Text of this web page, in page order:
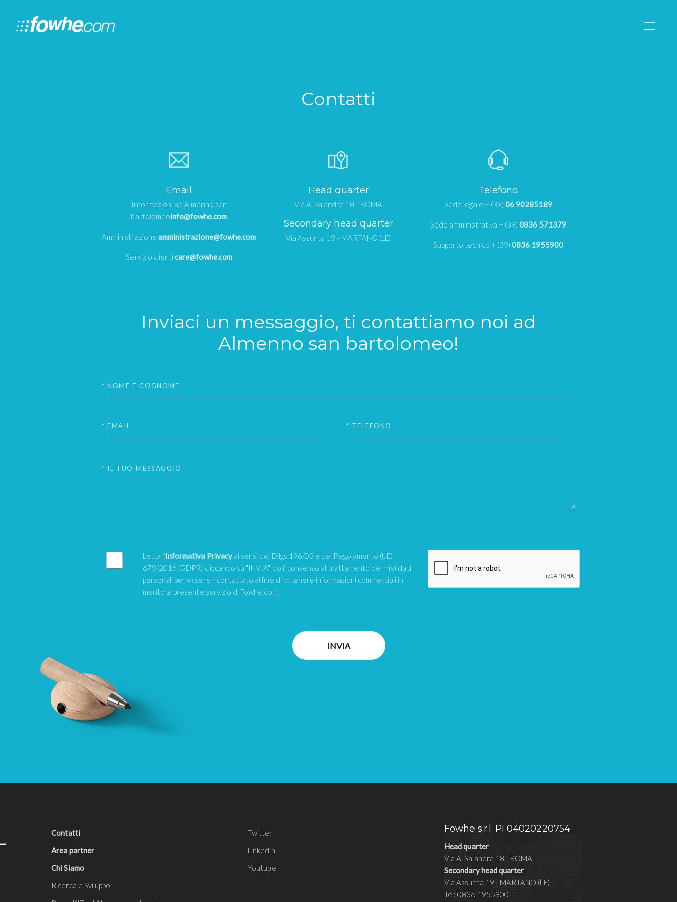
Contatti
Email
Informazioni ad Almenno san
bartolomeoinfo@fowhe.com
Amministrazioneamministrazione@fowhe.com
Servizio clienticare@fowhe.com
Head quarter
Via A. Salandra 18 - ROMA
Secondary head quarter
Via Assunta 19 - MARTANO (LE)
Telefono
Sede legale + (39) 06 90285189
Sede amministrativa + (39) 0836 571379
Supporto tecnico + (39) 0836 1955900
Inviaci un messaggio, ti contattiamo noi ad
Almenno san bartolomeo!
Letta l'Informativa Privacyai sensi del D.lgs.196/03 e del Regolamento (UE)
679/2016 (GDPR) cliccando su "INVIA" do il consenso al trattamento dei miei dati
personali per essere ricontattato al fine di ottenere informazioni commerciali in
merito al presente servizio di Fowhe.com.
INVIA
Contatti
Area partner
Chi Siamo
Ricerca e Sviluppo
Twitter
Linkedin
Youtube
Fowhe s.r.l. PI 04020220754
Head quarter
Via A. Salandra 18 - ROMA
Secondary head quarter
Via Assunta 19 - MARTANO (LE)
Tel: 0836 1955900